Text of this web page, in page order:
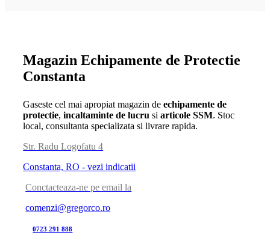
Magazin Echipamente de Protectie
Constanta
Gaseste cel mai apropiat magazin deechipamente de
protectie,incaltaminte de lucru siarticole SSM. Stoc
local, consultanta specializata si livrare rapida.
Str. Radu Logofatu 4
Constanta, RO - vezi indicatii
Conctacteaza-ne pe email la
comenzi@gregorco.ro
0723 291 888